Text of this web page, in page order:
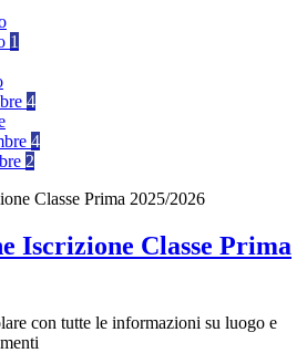
1
4
4
2
Iscrizione Classe Prima
con tutte le informazioni su luogo e